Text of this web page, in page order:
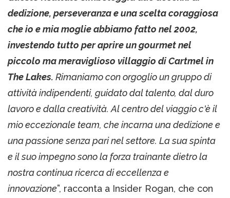
dedizione, perseveranza e una scelta coraggiosa
che io e mia moglie abbiamo fatto nel 2002,
investendo tutto per aprire un gourmet nel
piccolo ma meraviglioso villaggio di Cartmel in
The Lakes. Rimaniamo con orgoglio un gruppo di
attività indipendenti, guidato dal talento, dal duro
lavoro e dalla creatività. Al centro del viaggio c'è il
mio eccezionale team, che incarna una dedizione e
una passione senza pari nel settore. La sua spinta
e il suo impegno sono la forza trainante dietro la
nostra continua ricerca di eccellenza e
innovazione”, racconta a Insider Rogan, che con